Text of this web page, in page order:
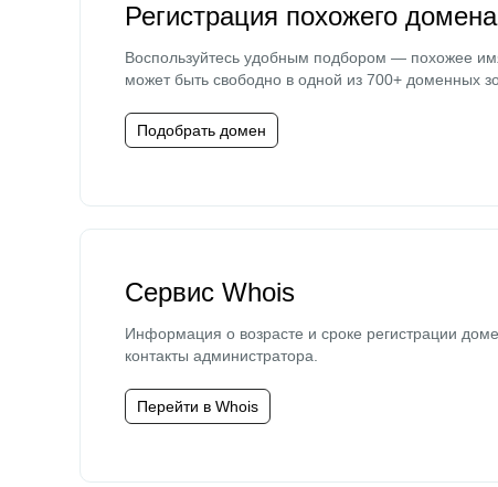
Регистрация похожего домена
Воспользуйтесь удобным подбором — похожее
может быть свободно в одной из 700+ доменных
Подобрать домен
Сервис Whois
Информация о возрасте и сроке регистрации
контакты администратора.
Перейти в Whois